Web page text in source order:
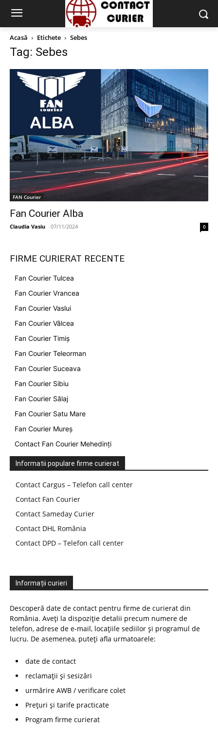
Acasă Etichete Sebes
Tag: Sebes
FAN Courier
Fan Courier Alba
Claudia Vasiu - 07/11/2024 0
FIRME CURIERAT RECENTE
Fan Courier Tulcea
Fan Courier Vrancea
Fan Courier Vaslui
Fan Courier Vâlcea
Fan Courier Timiș
Fan Courier Teleorman
Fan Courier Suceava
Fan Courier Sibiu
Fan Courier Sălaj
Fan Courier Satu Mare
Fan Courier Mureș
Contact Fan Courier Mehedinți
Informatii populare firme curierat
Contact Cargus – Telefon call center
Contact Fan Courier
Contact Sameday Curier
Contact DHL România
Contact DPD – Telefon call center
Informații curieri
Descoperă date de contact pentru firme de curierat din
România. Aveți la dispoziție detalii precum numere de
telefon, adrese de e-mail, locațiile sediilor și programul de
lucru. De asemenea, puteți afla urmatoarele:
date de contact
reclamații și sesizări
urmărire AWB / verificare colet
Prețuri și tarife practicate
Program firme curierat